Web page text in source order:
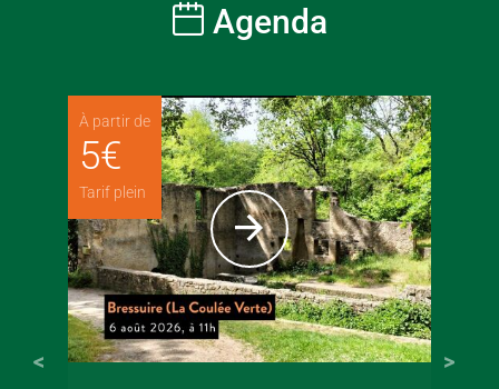
Agenda
À partir de
5€
Tarif plein